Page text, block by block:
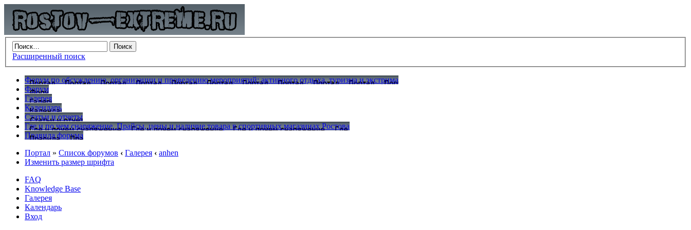
Расширенный поиск
Форум по обсуждению, организации и проведению мероприятий: активного отдыха, туризма и экстрима
Форум
Галерея
Календарь
Статьи и отчеты
Где и по чем снаряжение. Прайсы, цены и наличие товара в спортивных магазинах Ростова
Правила форума
Портал » Список форумов ‹ Галерея ‹ anhen
Изменить размер шрифта
FAQ
Knowledge Base
Галерея
Календарь
Вход